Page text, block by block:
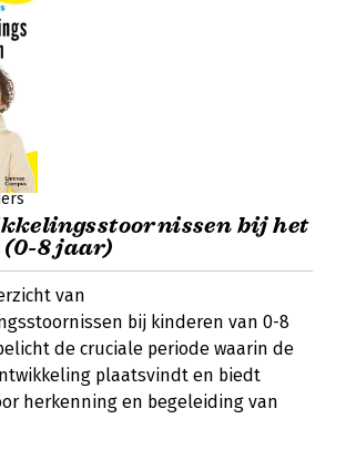
bij het
8 jaar)
van
bij kinderen van 0-8
de cruciale periode waarin de
plaatsvindt en biedt
herkenning en begeleiding van